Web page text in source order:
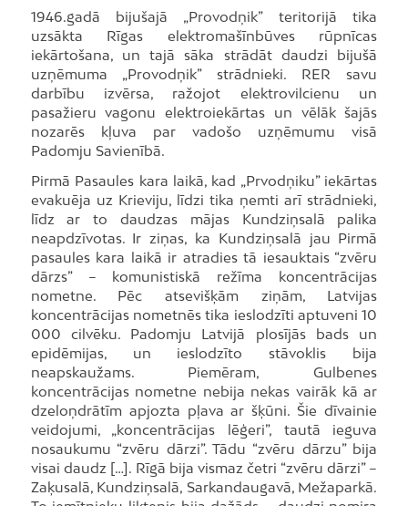
1946.gadā bijušajā „Provodņik” teritorijā tika
uzsākta Rīgas elektromašīnbūves rūpnīcas
iekārtošana, un tajā sāka strādāt daudzi bijušā
uzņēmuma „Provodņik” strādnieki. RER savu
darbību izvērsa, ražojot elektrovilcienu un
pasažieru vagonu elektroiekārtas un vēlāk šajās
nozarēs kļuva par vadošo uzņēmumu visā
Padomju Savienībā.
Pirmā Pasaules kara laikā, kad „Prvodņiku” iekārtas
evakuēja uz Krieviju, līdzi tika ņemti arī strādnieki,
līdz ar to daudzas mājas Kundziņsalā palika
neapdzīvotas. Ir ziņas, ka Kundziņsalā jau Pirmā
pasaules kara laikā ir atradies tā iesauktais “zvēru
dārzs” – komunistiskā režīma koncentrācijas
nometne. Pēc atsevišķām ziņām, Latvijas
koncentrācijas nometnēs tika ieslodzīti aptuveni 10
000 cilvēku. Padomju Latvijā plosījās bads un
epidēmijas, un ieslodzīto stāvoklis bija
neapskaužams. Piemēram, Gulbenes
koncentrācijas nometne nebija nekas vairāk kā ar
dzeloņdrātīm apjozta pļava ar šķūni. Šie dīvainie
veidojumi, „koncentrācijas lēģeri”, tautā ieguva
nosaukumu “zvēru dārzi”. Tādu “zvēru dārzu” bija
visai daudz […]. Rīgā bija vismaz četri “zvēru dārzi” –
Zaķusalā, Kundziņsalā, Sarkandaugavā, Mežaparkā.